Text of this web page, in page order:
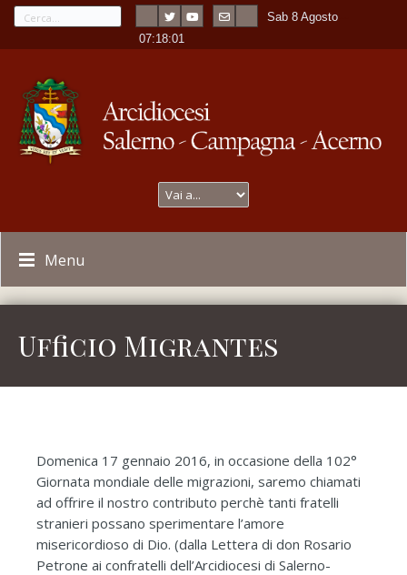
Sab 8 Agosto
-07:18:01
Menu
Ufficio Migrantes
Domenica 17 gennaio 2016, in occasione della 102°
Giornata mondiale delle migrazioni, saremo chiamati
ad offrire il nostro contributo perchè tanti fratelli
stranieri possano sperimentare l’amore
misericordioso di Dio. (dalla Lettera di don Rosario
Petrone ai confratelli dell’Arcidiocesi di Salerno-